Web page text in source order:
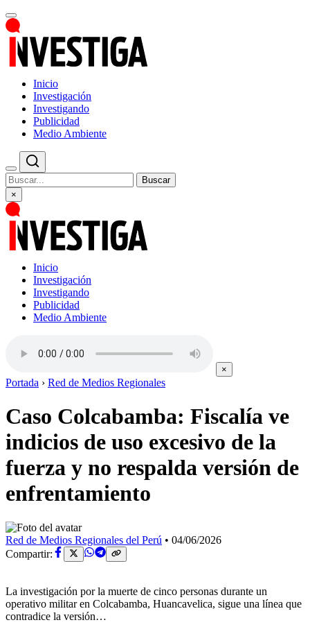
Inicio
Investigación
Investigando
Publicidad
Medio Ambiente
Buscar
×
Inicio
Investigación
Investigando
Publicidad
Medio Ambiente
×
Portada › Red de Medios Regionales
Caso Colcabamba: Fiscalía ve
indicios de uso excesivo de la
fuerza y no respalda versión de
enfrentamiento
Red de Medios Regionales del Perú • 04/06/2026
Compartir:
La investigación por la muerte de cinco personas durante un
operativo militar en Colcabamba, Huancavelica, sigue una línea que
contradice la versión…